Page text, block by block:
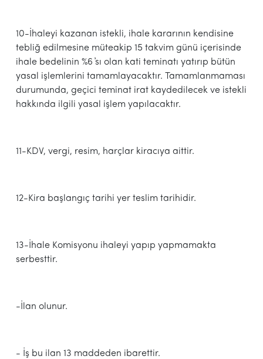
10-İhaleyi kazanan istekli, ihale kararının kendisine
tebliğ edilmesine müteakip 15 takvim günü içerisinde
ihale bedelinin %6 ҆sı olan kati teminatı yatırıp bütün
yasal işlemlerini tamamlayacaktır. Tamamlanmaması
durumunda, geçici teminat irat kaydedilecek ve istekli
hakkında ilgili yasal işlem yapılacaktır.
11-KDV, vergi, resim, harçlar kiracıya aittir.
12-Kira başlangıç tarihi yer teslim tarihidir.
13-İhale Komisyonu ihaleyi yapıp yapmamakta
serbesttir.
-İlan olunur.
- İş bu ilan 13 maddeden ibarettir.